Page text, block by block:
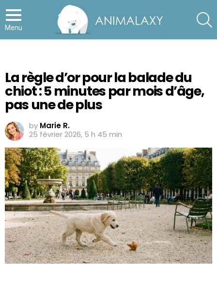
Menu
La règle d’or pour la balade du
chiot : 5 minutes par mois d’âge,
pas une de plus
by Marie R.
25 février 2026, 5 h 45 min